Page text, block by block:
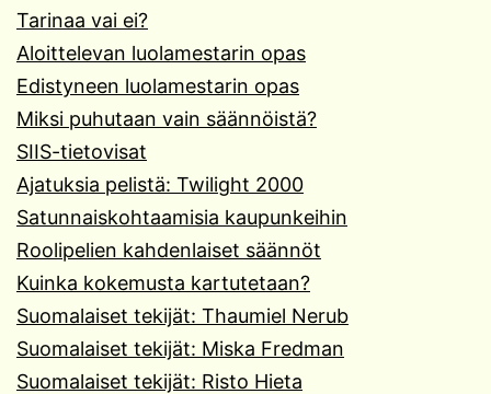
Tarinaa vai ei?
Aloittelevan luolamestarin opas
Edistyneen luolamestarin opas
Miksi puhutaan vain säännöistä?
SIIS-tietovisat
Ajatuksia pelistä: Twilight 2000
Satunnaiskohtaamisia kaupunkeihin
Roolipelien kahdenlaiset säännöt
Kuinka kokemusta kartutetaan?
Suomalaiset tekijät: Thaumiel Nerub
Suomalaiset tekijät: Miska Fredman
Suomalaiset tekijät: Risto Hieta